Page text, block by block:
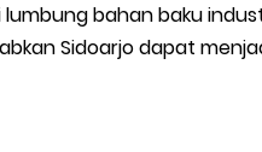
bahan baku
Sidoarjo dapat